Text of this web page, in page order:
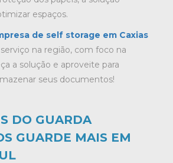
espaços.
de self storage em Caxias
na região, com foco na
a solução e aproveite para
seus documentos!
DO GUARDA
GUARDE MAIS EM